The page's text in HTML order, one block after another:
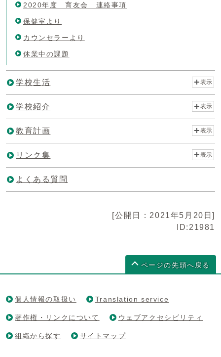
2020年度 育友会 連絡事項
保健室より
カウンセラーより
休業中の課題
学校生活 表示
学校紹介 表示
教育計画 表示
リンク集 表示
よくある質問
[公開日：2021年5月20日]
ID:21981
ページの先頭へ戻る
個人情報の取扱い Translation service
著作権・リンクについて ウェブアクセシビリティ
組織から探す サイトマップ